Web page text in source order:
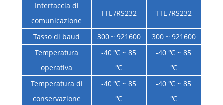
Interfaccia di
comunicazione
TTL /RS232 TTL /RS232
Tasso di baud 300 ~ 921600
300 ~ 921600
Temperatura
operativa
-40 ℃ ~ 85
℃
-40 ℃ ~ 85
℃
Temperatura di
conservazione
-40 ℃ ~ 85
℃
-40 ℃ ~ 85
℃